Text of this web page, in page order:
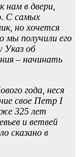
нам в двери,
С самых
но хочется
мы получили его
Указ об
– начинать
года, неся
свое Петр I
325 лет
и ветвей
сказано в